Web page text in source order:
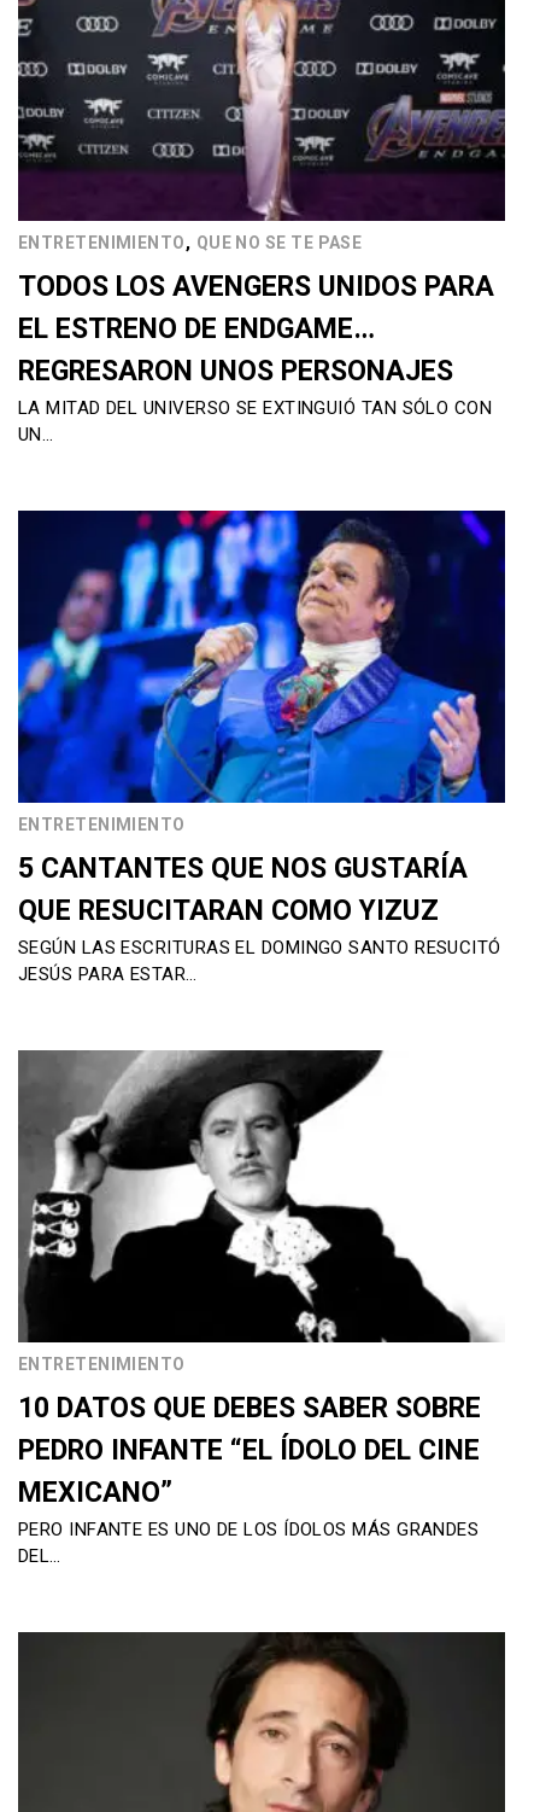
ENTRETENIMIENTO, QUE NO SE TE PASE
TODOS LOS AVENGERS UNIDOS PARA
EL ESTRENO DE ENDGAME…
REGRESARON UNOS PERSONAJES
LA MITAD DEL UNIVERSO SE EXTINGUIÓ TAN SÓLO CON
UN…
ENTRETENIMIENTO
5 CANTANTES QUE NOS GUSTARÍA
QUE RESUCITARAN COMO YIZUZ
SEGÚN LAS ESCRITURAS EL DOMINGO SANTO RESUCITÓ
JESÚS PARA ESTAR…
ENTRETENIMIENTO
10 DATOS QUE DEBES SABER SOBRE
PEDRO INFANTE “EL ÍDOLO DEL CINE
MEXICANO”
PERO INFANTE ES UNO DE LOS ÍDOLOS MÁS GRANDES
DEL…